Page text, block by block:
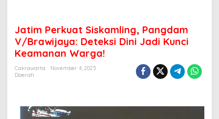
l
i
n
d
Jatim Perkuat Siskamling, Pangdam
V/Brawijaya: Deteksi Dini Jadi Kunci
Keamanan Warga!
Cakrawarta
November 4, 2025
Daerah